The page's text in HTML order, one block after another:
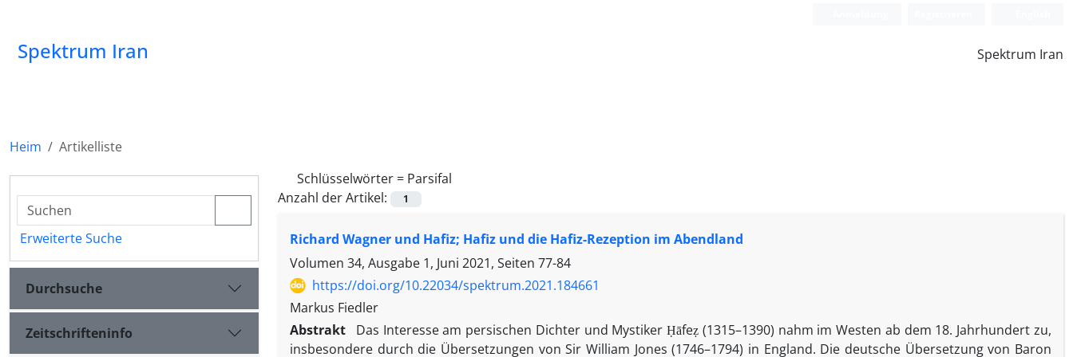
Spektrum Iran Spektrum Iran
Heim
Artikelliste
Schlüsselwörter = Parsifal
Anzahl der Artikel:
1
Richard Wagner und Hafiz; Hafiz und die Hafiz-Rezeption im Abendland
Volumen 34, Ausgabe 1, Juni 2021, Seiten 77-84
https://doi.org/10.22034/spektrum.2021.184661
Markus Fiedler
Abstrakt
Das Interesse am persischen Dichter und Mystiker Ḥāfeẓ (1315–1390) nahm im Westen ab dem 18. Jahrhundert zu,
insbesondere durch die Übersetzungen von Sir William Jones (1746–1794) in England. Die deutsche Übersetzung von Baron
Erweiterte Suche
Durchsuche
Zeitschrifteninfo